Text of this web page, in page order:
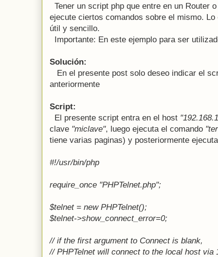
Tener un script php que entre en un Router
ejecute ciertos comandos sobre el mismo.
útil y sencillo.
Importante: En este ejemplo para ser
Solución:
En el presente post solo deseo indicar el
anteriormente
Script:
El presente script entra en el host
clave "miclave", luego ejecuta el comando
tiene varias paginas) y posteriormente
#!/usr/bin/php
require_once "PHPTelnet.php";
$telnet = new PHPTelnet();
$telnet->show_connect_error=0;
// if the first argument to Connect is blank,
// PHPTelnet will connect to the local host via